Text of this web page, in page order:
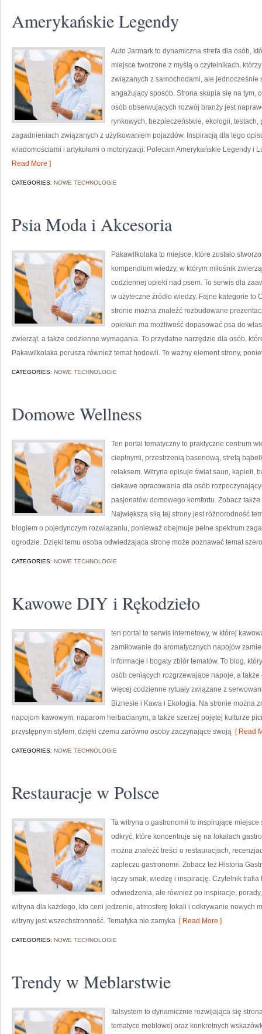
Amerykańskie Legendy
Auto Jarmark to dynamiczna strefa dla osób,
miejsce tworzone z myślą o czytelnikach,
związanych z samochodami, ale jednocześnie
angażujący sposób. Strona skupia się na tym,
osób obserwujących rozwój branży jest
rynkowych, bezpieczeństwie, ekologii,
zagadnieniach związanych z użytkowaniem pojazdów. Inspiracją dla tego
wiadomościami i artykułami o motoryzacji. Polecam Amerykańskie Legendy i
Read More ]
CATEGORIES: NOWE TECHNOLOGIE
Psia Moda i Akcesoria
Pakawilkolaka to miejsce, które zostało
kompendium wiedzy, w którym miłośnik
codziennej opieki nad psem. To serwis dla
w użyteczne źródło wiedzy. Fajne kategorie to
stronie można znaleźć rozbudowane
opiekun ma możliwość dopasować psa do
zwierząt, a także codzienne wymagania. To przydatne narzędzie dla osób,
Pakawilkolaka porusza również temat hodowli. To ważny element strony,
CATEGORIES: NOWE TECHNOLOGIE
Domowe Wellness
Ten portal tematyczny to praktyczne centrum
cieplnymi, przestrzenią basenową, strefą
relaksem. Witryna opisuje świat saun, kąpieli,
ciekawe opracowania dla osób
pasjonatów domowego komfortu. Zobacz także
Największą siłą tej strony jest różnorodność
blogiem o pojedynczym rozwiązaniu, ponieważ obejmuje pełne spektrum
ogrodzie. Dzięki temu osoba odwiedzająca stronę może poznawać temat
CATEGORIES: NOWE TECHNOLOGIE
Kawowe DIY i Rękodzieło
ten portal to serwis internetowy, w której
zamiłowanie do aromatycznych napojów
informacje i bogaty zbiór tematów. To blog,
osób ceniących rozgrzewające napoje, a
więcej codzienne rytuały związane z
Biznesie i Kawa i Ekologia. Na stronie można
napojom kawowym, naparom herbacianym, a także szerzej pojętej kulturze
przystępnym stylem, dzięki czemu zarówno osoby zaczynające swoją [ Read
CATEGORIES: NOWE TECHNOLOGIE
Restauracje w Polsce
Ta witryna o gastronomii to inspirujące
odkryć, które koncentruje się na lokalach
można znaleźć treści o restauracjach,
zapleczu gastronomii. Zobacz też Historia
łączy smak, wiedzę i inspirację. Czytelnik
odwiedzenia, ale również po inspiracje,
witryna dla każdego, kto ceni jedzenie, atmosferę lokali i odkrywanie nowych
witryny jest wszechstronność. Tematyka nie zamyka [ Read More ]
CATEGORIES: NOWE TECHNOLOGIE
Trendy w Meblarstwie
Italsystem to dynamicznie rozwijająca się
tematyce meblowej oraz konkretnych